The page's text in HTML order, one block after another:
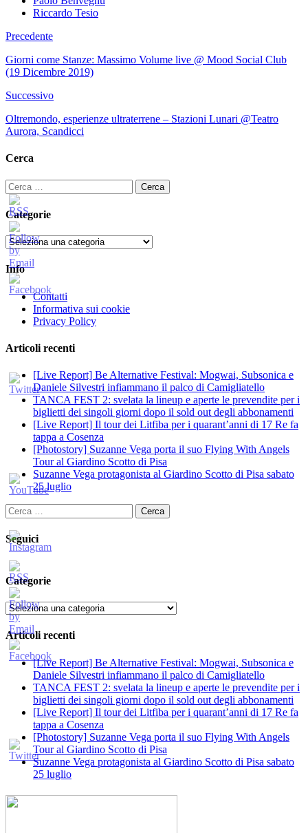
Riccardo Tesio
Precedente
Giorni come Stanze: Massimo Volume live @ Mood Social Club
(19 Dicembre 2019)
Successivo
Oltremondo, esperienze ultraterrene – Stazioni Lunari @Teatro
Aurora, Scandicci
Cerca
Ricerca
per:
Categorie
Categorie
Info
Contatti
Informativa sui cookie
Privacy Policy
Articoli recenti
[Live Report] Be Alternative Festival: Mogwai, Subsonica e
Daniele Silvestri infiammano il palco di Camigliatello
TANCA FEST 2: svelata la lineup e aperte le prevendite per i
biglietti dei singoli giorni dopo il sold out degli abbonamenti
[Live Report] Il tour dei Litfiba per i quarant’anni di 17 Re fa
tappa a Cosenza
[Photostory] Suzanne Vega porta il suo Flying With Angels
Tour al Giardino Scotto di Pisa
Suzanne Vega protagonista al Giardino Scotto di Pisa sabato
25 luglio
Ricerca
per:
Seguici
Categorie
Categorie
Articoli recenti
[Live Report] Be Alternative Festival: Mogwai, Subsonica e
Daniele Silvestri infiammano il palco di Camigliatello
TANCA FEST 2: svelata la lineup e aperte le prevendite per i
biglietti dei singoli giorni dopo il sold out degli abbonamenti
[Live Report] Il tour dei Litfiba per i quarant’anni di 17 Re fa
tappa a Cosenza
[Photostory] Suzanne Vega porta il suo Flying With Angels
Tour al Giardino Scotto di Pisa
Suzanne Vega protagonista al Giardino Scotto di Pisa sabato
25 luglio